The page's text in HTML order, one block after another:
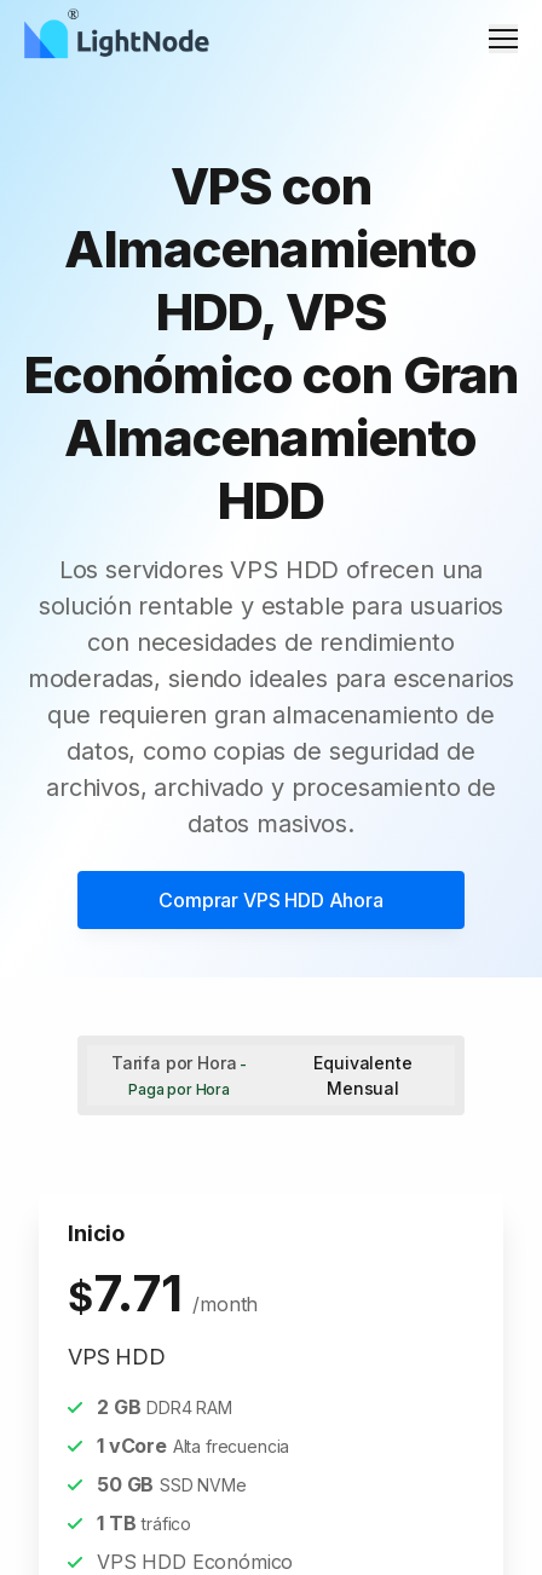
VPS con
Almacenamiento
HDD, VPS
Económico con Gran
Almacenamiento
HDD
Los servidores VPS HDD ofrecen una
solución rentable y estable para usuarios
con necesidades de rendimiento
moderadas, siendo ideales para escenarios
que requieren gran almacenamiento de
datos, como copias de seguridad de
archivos, archivado y procesamiento de
datos masivos.
Comprar VPS HDD Ahora
Tarifa por Hora -
Paga por Hora
Equivalente
Mensual
Inicio
$7.71 /month
VPS HDD
2 GB DDR4 RAM
1vCore Alta frecuencia
50GB SSD NVMe
1TB tráfico
VPS HDD Económico